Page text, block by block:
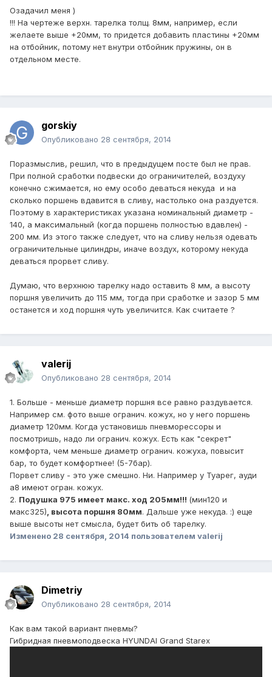
Озадачил меня )
!!! На чертеже верхн. тарелка толщ. 8мм, например, если
желаете выше +20мм, то придется добавить пластины +20мм
на отбойник, потому нет внутри отбойник пружины, он в
отдельном месте.
gorskiy
Опубликовано 28 сентября, 2014
Поразмыслив, решил, что в предыдущем посте был не прав.
При полной сработки подвески до ограничителей, воздуху
конечно сжимается, но ему особо деваться некуда и на
сколько поршень вдавится в сливу, настолько она раздуется.
Поэтому в характеристиках указана номинальный диаметр -
140, а максимальный (когда поршень полностью вдавлен) -
200 мм. Из этого также следует, что на сливу нельзя одевать
ограничительные цилиндры, иначе воздух, которому некуда
деваться прорвет сливу.
Думаю, что верхнюю тарелку надо оставить 8 мм, а высоту
поршня увеличить до 115 мм, тогда при сработке и зазор 5 мм
останется и ход поршня чуть увеличится. Как считаете ?
valerij
Опубликовано 28 сентября, 2014
1. Больше - меньше диаметр поршня все равно раздувается.
Например см. фото выше огранич. кожух, но у него поршень
диаметр 120мм. Когда установишь пневморессоры и
посмотришь, надо ли огранич. кожух. Есть как "секрет"
комфорта, чем меньше диаметр огранич. кожуха, повысит
бар, то будет комфортнее! (5-7бар).
Порвет сливу - это уже смешно. Ни. Например у Туарег, ауди
а8 имеют огран. кожух.
2. Подушка 975 имеет макс. ход 205мм!!! (мин120 и
макс325), высота поршня 80мм. Дальше уже некуда. :) еще
выше высоты нет смысла, будет бить об тарелку.
Изменено 28 сентября, 2014 пользователем valerij
Dimetriy
Опубликовано 28 сентября, 2014
Как вам такой вариант пневмы?
Гибридная пневмоподвеска HYUNDAI Grand Starex